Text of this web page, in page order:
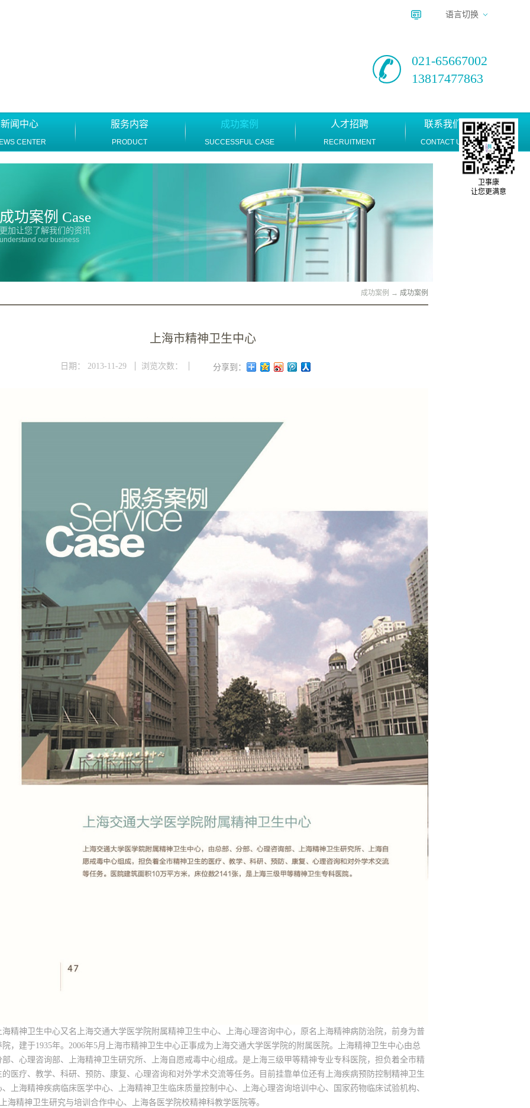
语言切换
021-65667002
13817477863
新闻中心
CENTER
服务内容
PRODUCT
成功案例
SUCCESSFUL CASE
人才招聘
RECRUITMENT
联系我们
CONTACT US
成功案例 Case
更加让您了解我们的资讯
understand our business
成功案例 → 成功案例
上海市精神卫生中心
日期： 2013-11-29 浏览次数：
海精神卫生中心又名上海交通大学医学院附属精神卫生中心、上海心理咨询中心，原名上海精神病防治院，前身为普
院，建于1935年。2006年5月上海市精神卫生中心正事成为上海交通大学医学院的附属医院。上海精神卫生中心由总
部、心理咨询部、上海精神卫生研究所、上海自愿戒毒中心组成。是上海三级甲等精神专业专科医院，担负着全市精
的医疗、教学、科研、预防、康复、心理咨询和对外学术交流等任务。目前挂靠单位还有上海疾病预防控制精神卫生
、上海精神疾病临床医学中心、上海精神卫生临床质量控制中心、上海心理咨询培训中心、国家药物临床试验机构、
海精神卫生研究与培训合作中心、上海各医学院校精神科教学医院等。
分享到：
卫事康
让您更满意